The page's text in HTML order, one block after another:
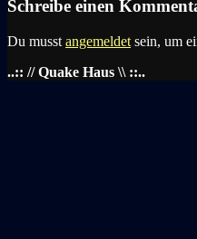
Schreibe einen
Du musst angemeldet sein, um
..:: // Quake Haus \\ ::..